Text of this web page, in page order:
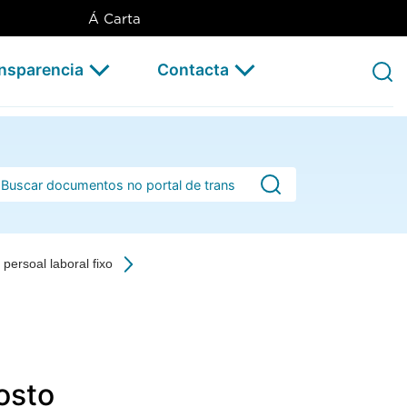
Á Carta
Contacta
de busca
laboral fixo